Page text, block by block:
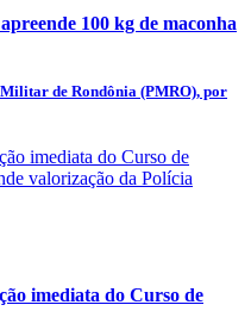
100 kg de maconha
de Rondônia (PMRO), por
imediata do Curso de